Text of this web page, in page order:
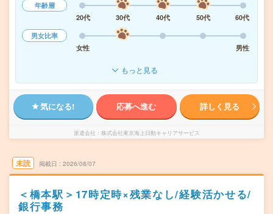
年齢層
20代
30代 40代 50代
60代
男女比率
女性
男性
もっと見る
気になる! 応募へ進む 詳しく見る
派遣会社 株式会社東京海上日動キャリアサービス
未読 掲載日 2026/08/07
＜橋本駅＞17時定時×残業なし/経験活かせる/
銀行事務